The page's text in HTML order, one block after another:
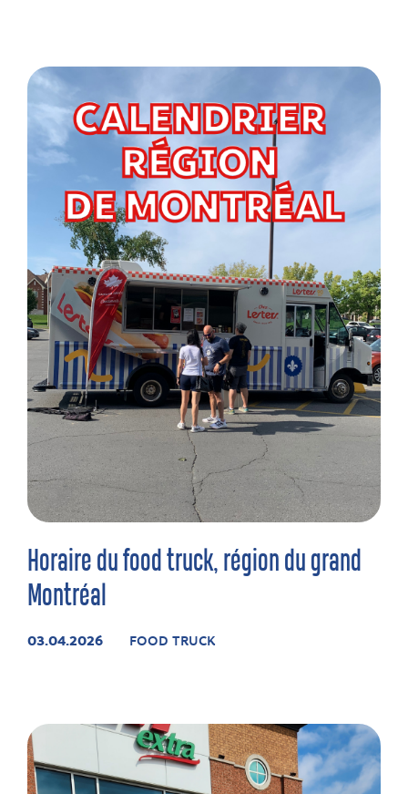
Horaire du food truck, région du grand
Montréal
03.04.2026 FOOD TRUCK